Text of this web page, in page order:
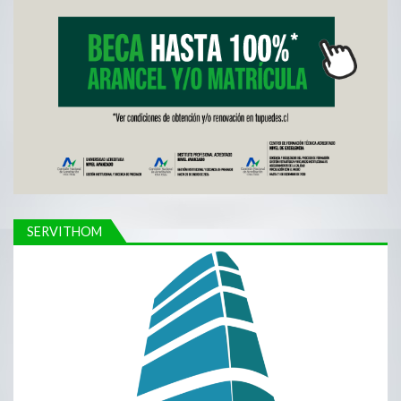
SERVITHOM